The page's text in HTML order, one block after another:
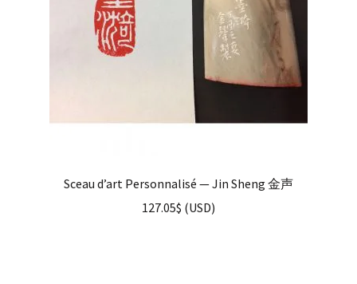
Sceau d’art Personnalisé — Jin Sheng 金声
127.05$ (USD)